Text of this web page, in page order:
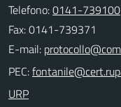
Telefono:0141-739100
Fax: 0141-739371
E-mail:
PEC:
URP